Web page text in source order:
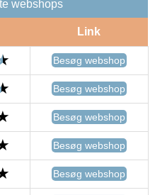
webshops
Link
Besøg webshop
Besøg webshop
Besøg webshop
Besøg webshop
Besøg webshop